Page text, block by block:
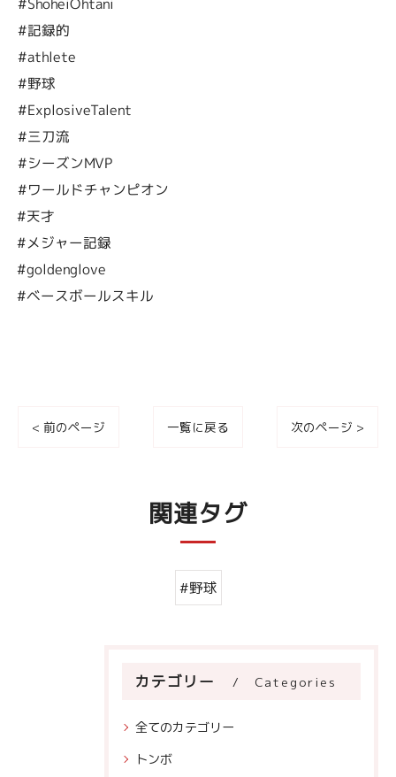
#記録的
#athlete
#野球
#ExplosiveTalent
#三刀流
#シーズンMVP
#ワールドチャンピオン
#天才
#メジャー記録
#goldenglove
#ベースボールスキル
< 前のページ 一覧に戻る 次のページ >
関連タグ
#野球
カテゴリー Categories
全てのカテゴリー
トンボ